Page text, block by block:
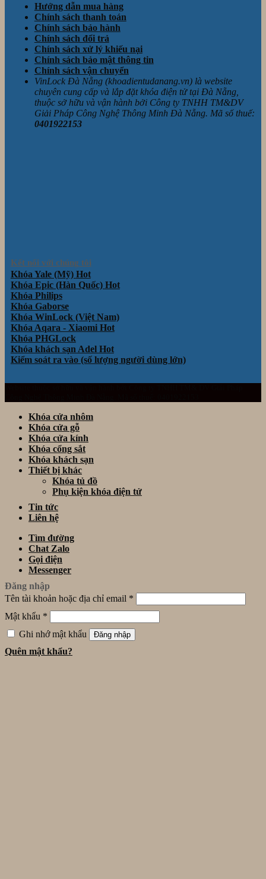
Hướng dẫn mua hàng
Chính sách thanh toán
Chính sách bảo hành
Chính sách đổi trả
Chính sách xử lý khiếu nại
Chính sách bảo mật thông tin
Chính sách vận chuyển
VinLock Đà Nẵng (khoadientudanang.vn) là website
chuyên cung cấp và lắp đặt khóa điện tử tại Đà Nẵng,
thuộc sở hữu và vận hành bởi Công ty TNHH TM&DV
Giải Pháp Công Nghệ Thông Minh Đà Nẵng. Mã số thuế:
0401922153
Kết nối với chúng tôi
Khóa Yale (Mỹ)
Khóa Epic (Hàn Quốc)
Khóa Philips
Khóa Gaborse
Khóa WinLock (Việt Nam)
Khóa Aqara - Xiaomi
Khóa PHGLock
Khóa khách sạn Adel
Kiểm soát ra vào (số lượng người dùng lớn)
Khóa cửa nhôm
Khóa cửa gỗ
Khóa cửa kính
Khóa cổng sắt
Khóa khách sạn
Thiết bị khác
Khóa tủ đồ
Phụ kiện khóa điện tử
Tin tức
Liên hệ
Tìm đường
Chat Zalo
Gọi điện
Messenger
Đăng nhập
Tên tài khoản hoặc địa chỉ email *
Mật khẩu *
Ghi nhớ mật khẩu
Đăng nhập
Quên mật khẩu?